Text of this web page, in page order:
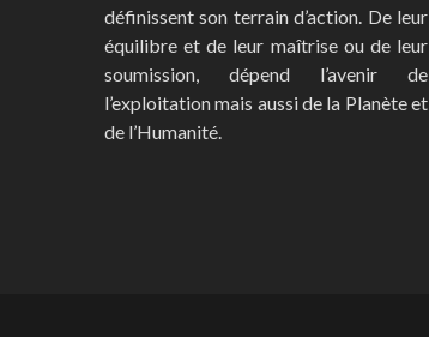
définissent son terrain d’action. De leur
équilibre et de leur maîtrise ou de leur
soumission, dépend l’avenir de
l’exploitation mais aussi de la Planète et
de l’Humanité.